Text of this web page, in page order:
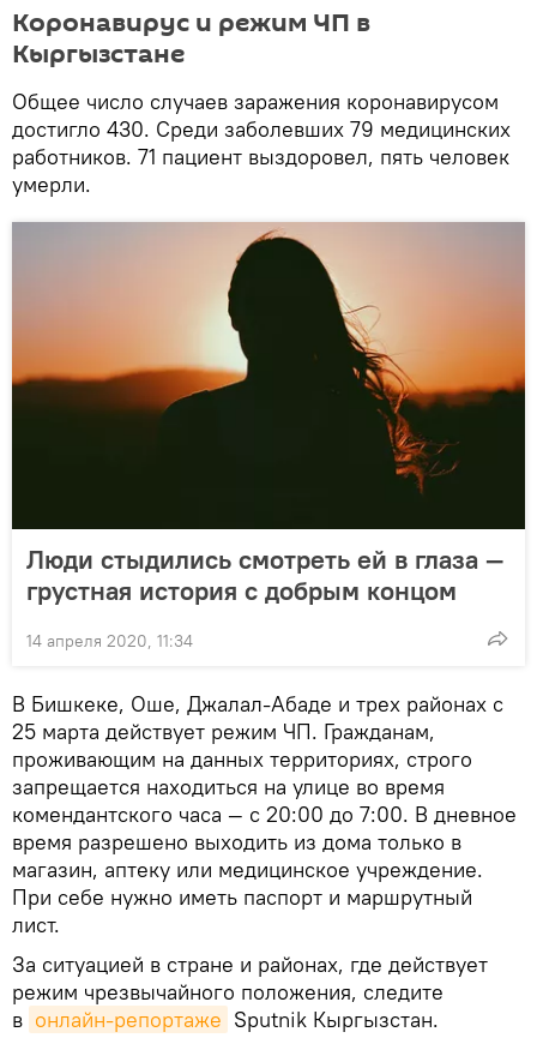
Коронавирус и режим ЧП в
Кыргызстане
Общее число случаев заражения коронавирусом
достигло 430. Среди заболевших 79 медицинских
работников. 71 пациент выздоровел, пять человек
умерли.
Люди стыдились смотреть ей в глаза —
грустная история с добрым концом
14 апреля 2020, 11:34
В Бишкеке, Оше, Джалал-Абаде и трех районах с
25 марта действует режим ЧП. Гражданам,
проживающим на данных территориях, строго
запрещается находиться на улице во время
комендантского часа — с 20:00 до 7:00. В дневное
время разрешено выходить из дома только в
магазин, аптеку или медицинское учреждение.
При себе нужно иметь паспорт и маршрутный
лист.
За ситуацией в стране и районах, где действует
режим чрезвычайного положения, следите
в онлайн-репортаже Sputnik Кыргызстан.